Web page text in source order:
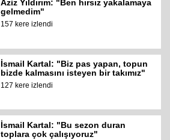
Aziz Yıldırım: "Ben hırsız yakalamaya
gelmedim"
157 kere izlendi
İsmail Kartal: "Biz pas yapan, topun
bizde kalmasını isteyen bir takımız"
127 kere izlendi
İsmail Kartal: "Bu sezon duran
toplara çok çalışıyoruz"